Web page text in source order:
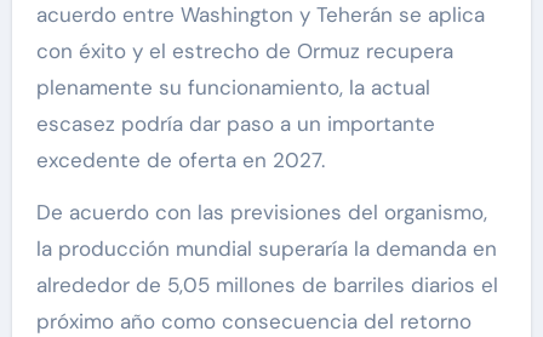
acuerdo entre Washington y Teherán se aplica
con éxito y el estrecho de Ormuz recupera
plenamente su funcionamiento, la actual
escasez podría dar paso a un importante
excedente de oferta en 2027.
De acuerdo con las previsiones del organismo,
la producción mundial superaría la demanda en
alrededor de 5,05 millones de barriles diarios el
próximo año como consecuencia del retorno